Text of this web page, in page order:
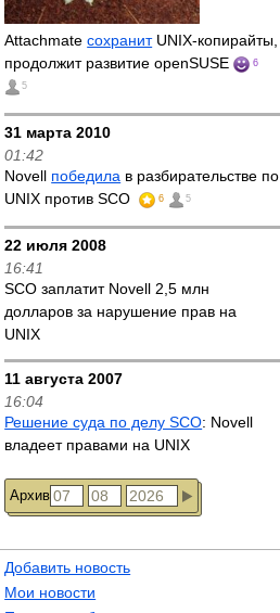
AttachmateсохранитUNIX-копирайты,
продолжит развитие openSUSE
6
5
31 марта 2010
01:42
Novell победила в разбирательстве по
UNIX против SCO
6 5
22 июля 2008
16:41
SCO заплатит Novell 2,5 млн
долларов за нарушение прав на
UNIX
11 августа 2007
16:04
Решение суда по делу SCO: Novell
владеет правами на UNIX
Архив
Добавить новость
Мои новости